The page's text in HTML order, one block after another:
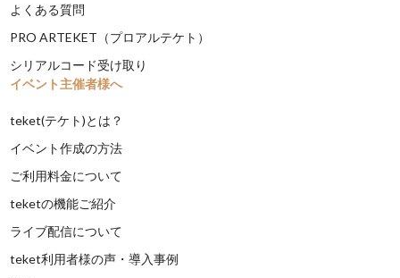
よくある質問
PRO ARTEKET（プロアルテケト）
シリアルコード受け取り
イベント主催者様へ
teket(テケト)とは？
イベント作成の方法
ご利用料金について
teketの機能ご紹介
ライブ配信について
teket利用者様の声・導入事例